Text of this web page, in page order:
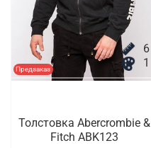
Предзаказ
6
1
Толстовка Abercrombie &
Fitch ABK123